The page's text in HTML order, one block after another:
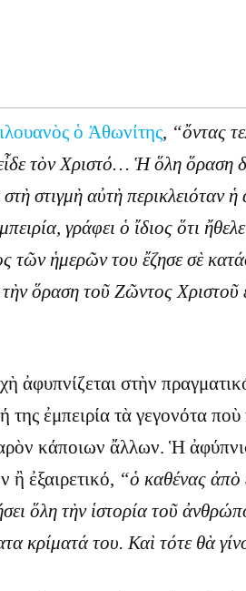
ὁ Ἀθωνίτης, “ὄντας
τὸν Χριστό… Ἡ ὅλη ὅραση
στιγμὴ αὐτὴ περικλειόταν
γράφει ὁ ἴδιος ὅτι
τῶν ἡμερῶν του ἔζησε σὲ
ὅραση τοῦ Ζῶντος Χριστοῦ
ἀφυπνίζεται στὴν
της ἐμπειρία τὰ γεγονότα ποὺ
κάποιων ἄλλων. Ἡ
ἢ ἐξαιρετικό, “ὁ καθένας ἀπὸ
ὅλη τὴν ἱστορία τοῦ
κρίματά του. Καὶ τότε θὰ